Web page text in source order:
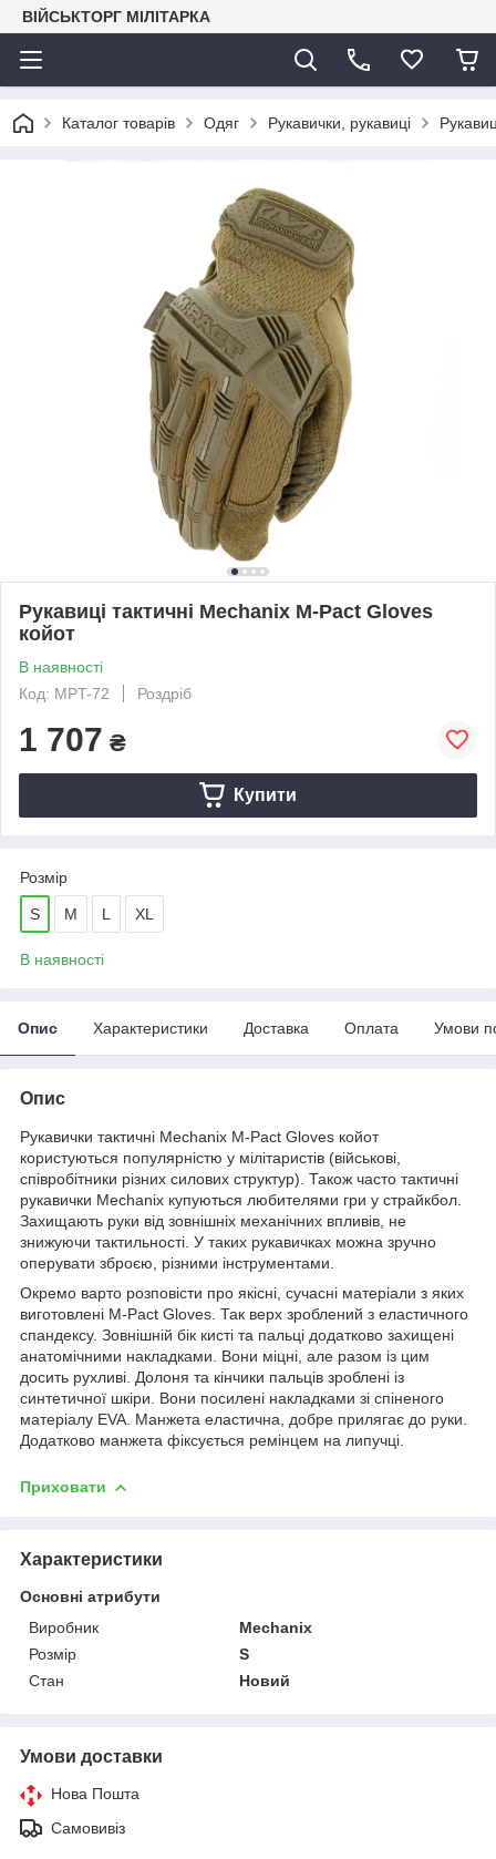
ВІЙСЬКТОРГ МІЛІТАРКА
Каталог товарів Одяг Рукавички, рукавиці
Рукавиці тактичні Mechanix M-Pact Gloves
койот
В наявності
Код: MPT-72
Роздріб
1 707 ₴
Купити
Розмір
S M L XL
В наявності
Опис Характеристики Доставка Оплата Умови
Опис
Рукавички тактичні Mechanix M-Pact Gloves койот
користуються популярністю у мілітаристів (військові,
співробітники різних силових структур). Також часто тактичні
рукавички Mechanix купуються любителями гри у страйкбол.
Захищають руки від зовнішніх механічних впливів, не
знижуючи тактильності. У таких рукавичках можна зручно
оперувати зброєю, різними інструментами.
Окремо варто розповісти про якісні, сучасні матеріали з яких
виготовлені M-Pact Gloves. Так верх зроблений з еластичного
спандексу. Зовнішній бік кисті та пальці додатково захищені
анатомічними накладками. Вони міцні, але разом із цим
досить рухливі. Долоня та кінчики пальців зроблені із
синтетичної шкіри. Вони посилені накладками зі спіненого
матеріалу EVA. Манжета еластична, добре прилягає до руки.
Додатково манжета фіксується ремінцем на липучці.
Приховати
Характеристики
Основні атрибути
Виробник
Mechanix
Розмір
S
Стан
Новий
Умови доставки
Нова Пошта
Самовивіз